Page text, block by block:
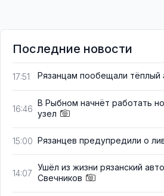
Последние новости
17:51 Рязанцам пообещали тёплый
16:46
В Рыбном начнёт работать
узел
15:00 Рязанцев предупредили о
14:07
Ушёл из жизни рязанский
Свечников